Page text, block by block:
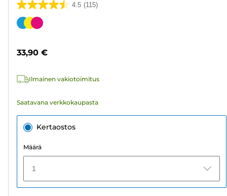
4.5 (115)
4.5/5
tähteä.
Värikasetti
33,90 €
Ilmainen vakiotoimitus
Saatavana verkkokaupasta
Kertaostos
Määrä
1